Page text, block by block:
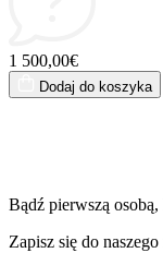
1 500,00€
Dodaj do koszyka
Bądź pierwszą
Zapisz się do